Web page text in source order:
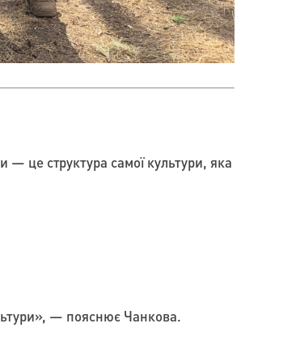
це структура самої культури, яка
— пояснює Чанкова.